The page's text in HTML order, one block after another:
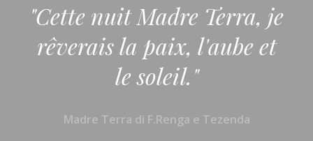
"Cette nuit Madre Terra, je
rêverais la paix, l'aube et
le soleil."
Madre Terra di F.Renga e Tezenda